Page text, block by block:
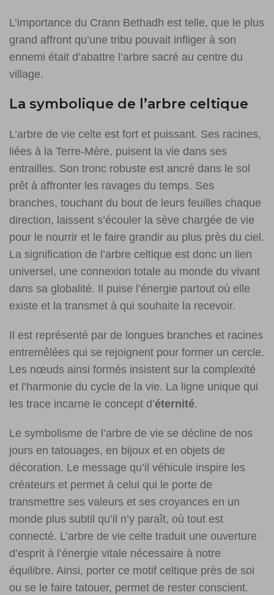
L’importance du Crann Bethadh est telle, que le plus
grand affront qu’une tribu pouvait infliger à son
ennemi était d’abattre l’arbre sacré au centre du
village.
La symbolique de l’arbre celtique
L’arbre de vie celte est fort et puissant. Ses racines,
liées à la Terre-Mère, puisent la vie dans ses
entrailles. Son tronc robuste est ancré dans le sol
prêt à affronter les ravages du temps. Ses
branches, touchant du bout de leurs feuilles chaque
direction, laissent s’écouler la sève chargée de vie
pour le nourrir et le faire grandir au plus près du ciel.
La signification de l’arbre celtique est donc un lien
universel, une connexion totale au monde du vivant
dans sa globalité. Il puise l’énergie partout où elle
existe et la transmet à qui souhaite la recevoir.
Il est représenté par de longues branches et racines
entremêlées qui se rejoignent pour former un cercle.
Les nœuds ainsi formés insistent sur la complexité
et l’harmonie du cycle de la vie. La ligne unique qui
les trace incarne le concept d’éternité.
Le symbolisme de l’arbre de vie se décline de nos
jours en tatouages, en bijoux et en objets de
décoration. Le message qu’il véhicule inspire les
créateurs et permet à celui qui le porte de
transmettre ses valeurs et ses croyances en un
monde plus subtil qu’il n’y paraît, où tout est
connecté. L’arbre de vie celte traduit une ouverture
d’esprit à l’énergie vitale nécessaire à notre
équilibre. Ainsi, porter ce motif celtique près de soi
ou se le faire tatouer, permet de rester conscient.